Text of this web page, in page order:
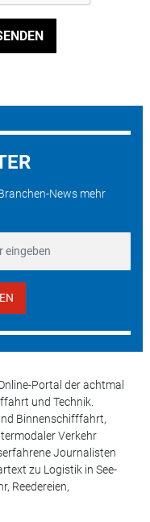
News mehr
Portal der achtmal
und Technik.
Binnenschifffahrt,
Verkehr
Journalisten
zu Logistik in See-
Reedereien,